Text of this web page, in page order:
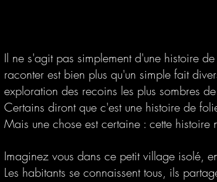
Il ne s'agit pas simplement d'une histoire
raconter est bien plus qu'un simple fait
exploration des recoins les plus sombres
Certains diront que c'est une histoire de
Mais une chose est certaine : cette histoire
Imaginez vous dans ce petit village isolé,
Les habitants se connaissent tous, ils